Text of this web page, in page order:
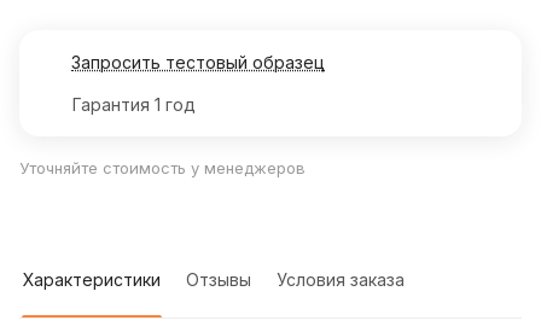
Запросить тестовый образец
Гарантия 1 год
Уточняйте стоимость у менеджеров
Характеристики Отзывы Условия заказа